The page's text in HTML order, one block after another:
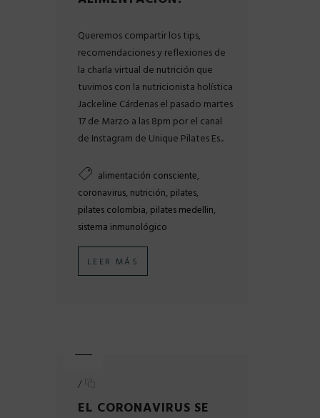
Queremos compartir los tips,
recomendaciones y reflexiones de
la charla virtual de nutrición que
tuvimos con la nutricionista holística
Jackeline Cárdenas el pasado martes
17 de Marzo a las 8pm por el canal
de Instagram de Unique Pilates Es...
alimentación consciente,
coronavirus, nutrición, pilates,
pilates colombia, pilates medellin,
sistema inmunológico
LEER MÁS
/
EL CORONAVIRUS SE